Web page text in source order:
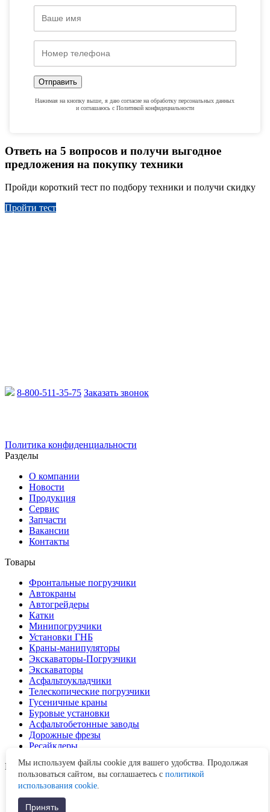
Отправить
Нажимая на кнопку выше, я даю согласие на обработку персональных данных
и соглашаюсь с Политикой конфидециальности
Ответь на 5 вопросов и получи выгодное
предложения на покупку техники
Пройди короткий тест по подбору техники и получи скидку
Пройти тест
8-800-511-35-75 Заказать звонок
Политика конфиденциальности
Разделы
О компании
Новости
Продукция
Сервис
Запчасти
Вакансии
Контакты
Товары
Фронтальные погрузчики
Автокраны
Автогрейдеры
Катки
Минипогрузчики
Установки ГНБ
Краны-манипуляторы
Экскаваторы-Погрузчики
Экскаваторы
Асфальтоукладчики
Телескопические погрузчики
Гусеничные краны
Буровые установки
Асфальтобетонные заводы
Дорожные фрезы
Ресайклеры
Московская область г. Москва,Складочная, д. 1
Мы используем файлы cookie для вашего удобства. Продолжая
пользоваться сайтом, вы соглашаетесь с политикой
использования cookie.
Принять